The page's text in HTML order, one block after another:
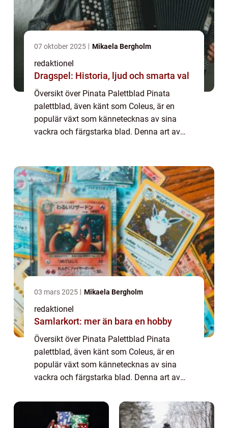
07 oktober 2025 Mikaela Bergholm
redaktionel
Dragspel: Historia, ljud och smarta val
Översikt över Pinata Palettblad Pinata
palettblad, även känt som Coleus, är en
populär växt som kännetecknas av sina
vackra och färgstarka blad. Denna art av
liv ...
03 mars 2025 Mikaela Bergholm
redaktionel
Samlarkort: mer än bara en hobby
Översikt över Pinata Palettblad Pinata
palettblad, även känt som Coleus, är en
populär växt som kännetecknas av sina
vackra och färgstarka blad. Denna art av
gjort sig känd för sin förmåga att lägga till